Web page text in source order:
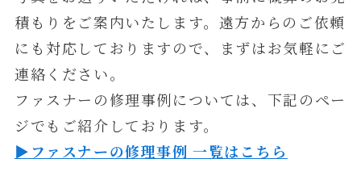
積もりをご案内いたします。遠方からのご依頼
にも対応しておりますので、まずはお気軽にご
連絡ください。
ファスナーの修理事例については、下記のペー
ジでもご紹介しております。
▶ファスナーの修理事例 一覧はこちら